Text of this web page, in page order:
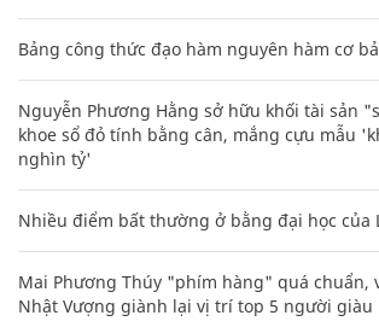
Bảng công thức đạo hàm nguyên hàm cơ
Nguyễn Phương Hằng sở hữu khối tài sản
khoe sổ đỏ tính bằng cân, mắng cựu mẫu
nghìn tỷ'
Nhiều điểm bất thường ở bằng đại học của
Mai Phương Thúy "phím hàng" quá chuẩn,
Nhật Vượng giành lại vị trí top 5 người giàu